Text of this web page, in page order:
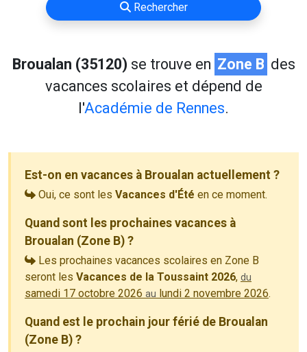
Rechercher
Broualan (35120) se trouve en Zone B des
vacances scolaires et dépend de
l'Académie de Rennes.
Est-on en vacances à Broualan actuellement ?
Oui, ce sont les Vacances d'Été en ce moment.
Quand sont les prochaines vacances à
Broualan (Zone B) ?
Les prochaines vacances scolaires en Zone B
seront les Vacances de la Toussaint 2026, du
samedi 17 octobre 2026 au lundi 2 novembre 2026.
Quand est le prochain jour férié de Broualan
(Zone B) ?